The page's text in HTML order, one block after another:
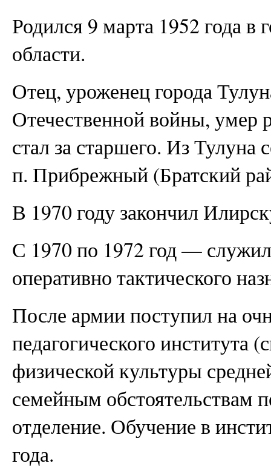
Родился 9 марта 1952 года в
области.
Отец, уроженец города
Отечественной войны, умер
стал за старшего. Из Тулуна
п. Прибрежный (Братский
В 1970 году закончил
С 1970 по 1972 год —
оперативно тактического
После армии поступил на
педагогического института
физической культуры
семейным обстоятельствам
отделение. Обучение в
года.